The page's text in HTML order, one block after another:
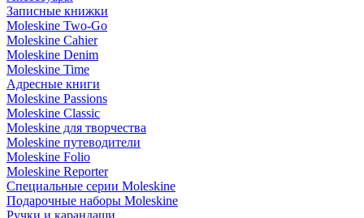
Записные книжки
Moleskine Two-Go
Moleskine Cahier
Moleskine Denim
Moleskine Time
Адресные книги
Moleskine Passions
Moleskine Classic
Moleskine для творчества
Moleskine путеводители
Moleskine Folio
Moleskine Reporter
Специальные серии Moleskine
Подарочные наборы Moleskine
Ручки и карандаши